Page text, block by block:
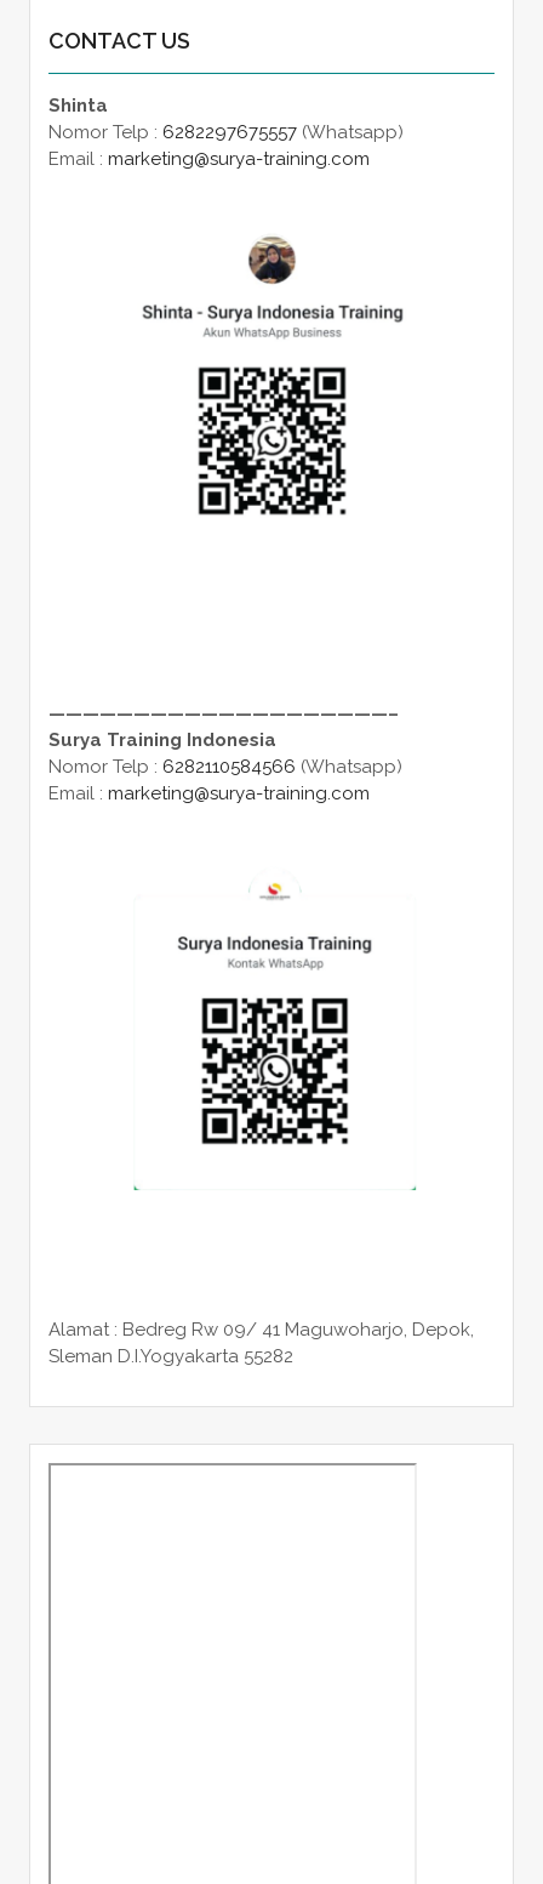
CONTACT US
Shinta
Nomor Telp : 6282297675557(Whatsapp)
Email : marketing@surya-training.com
————————————————————–
Surya Training Indonesia
Nomor Telp : 6282110584566 (Whatsapp)
Email : marketing@surya-training.com
Alamat : Bedreg Rw 09/ 41 Maguwoharjo, Depok,
Sleman D.I.Yogyakarta 55282